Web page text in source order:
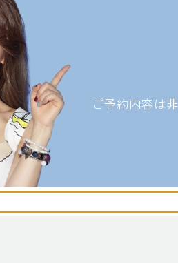
ご予約内容は